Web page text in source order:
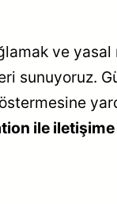
ve
sunuyoruz.
ile